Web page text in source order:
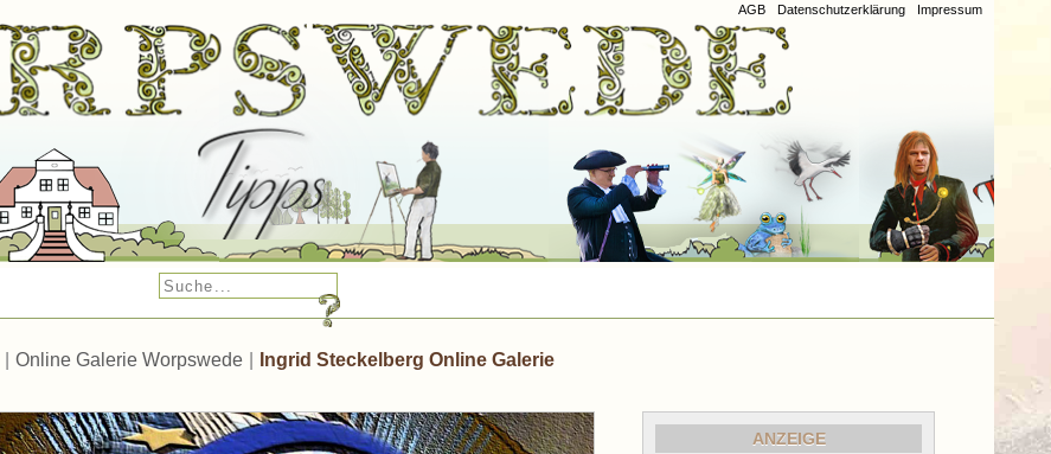
Impressum
Datenschutzerklärung
AGB
Online Galerie Worpswede Ingrid Steckelberg Online Galerie
ANZEIGE